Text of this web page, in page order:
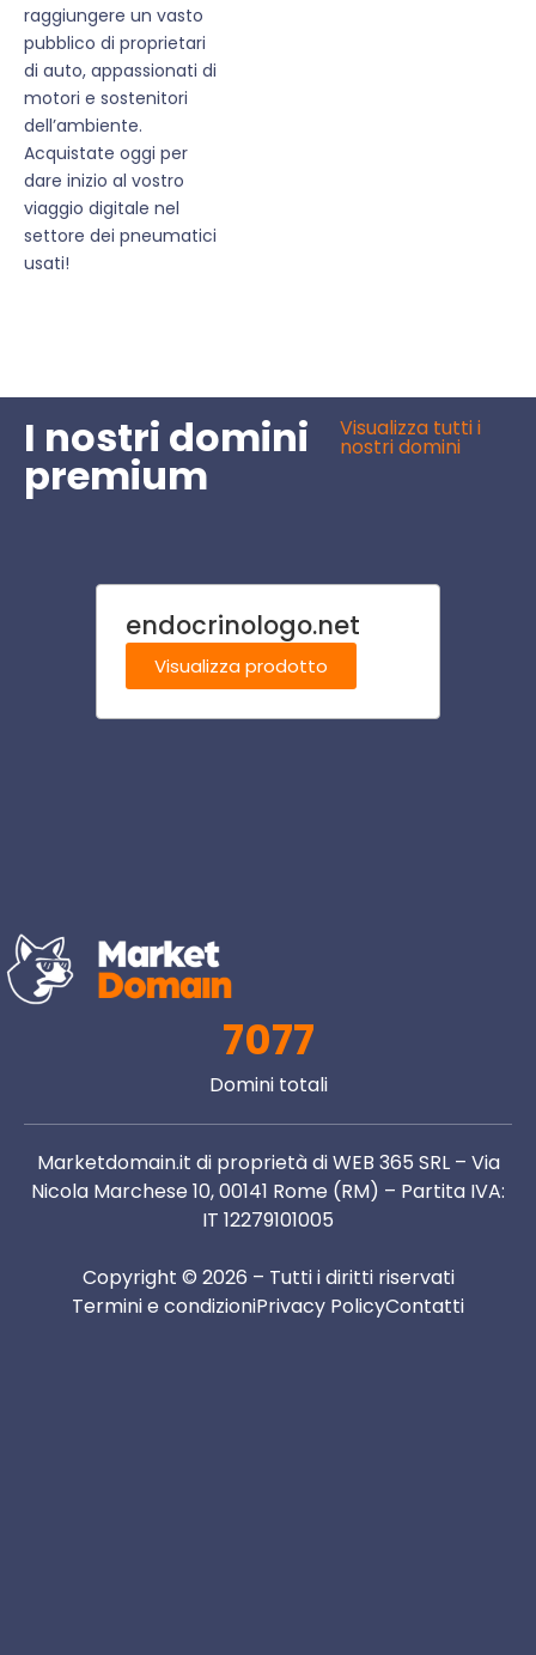
raggiungere un vasto
pubblico di proprietari
di auto, appassionati di
motori e sostenitori
dell’ambiente.
Acquistate oggi per
dare inizio al vostro
viaggio digitale nel
settore dei pneumatici
usati!
I nostri domini
premium
Visualizza tutti i
nostri domini
endocrinologo.net
Visualizza prodotto
7077
Domini totali
Marketdomain.it di proprietà di WEB 365 SRL – Via
Nicola Marchese 10, 00141 Rome (RM) – Partita IVA:
IT 12279101005
Copyright © 2026 – Tutti i diritti riservati
Termini e condizioniPrivacy PolicyContatti